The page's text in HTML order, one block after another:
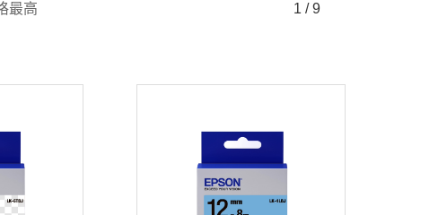
印機
Aspire Lite
LightScene 雷射投影
幕
輯
商用網路通訊設備
最高 1 / 9